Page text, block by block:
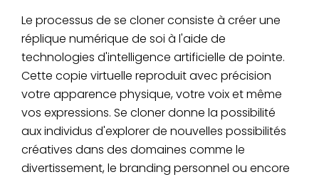
Le processus de se cloner consiste à créer une
réplique numérique de soi à l'aide de
technologies d'intelligence artificielle de pointe.
Cette copie virtuelle reproduit avec précision
votre apparence physique, votre voix et même
vos expressions. Se cloner donne la possibilité
aux individus d'explorer de nouvelles possibilités
créatives dans des domaines comme le
divertissement, le branding personnel ou encore